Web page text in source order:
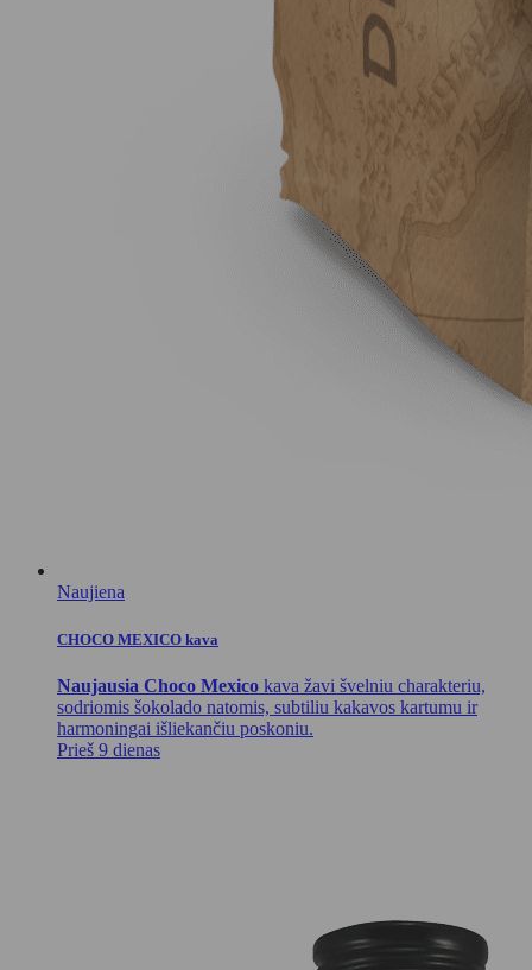
Naujiena
CHOCO MEXICO kava
Naujausia Choco Mexico kava žavi švelniu charakteriu,
sodriomis šokolado natomis, subtiliu kakavos kartumu ir
harmoningai išliekančiu poskoniu.
Prieš 9 dienas